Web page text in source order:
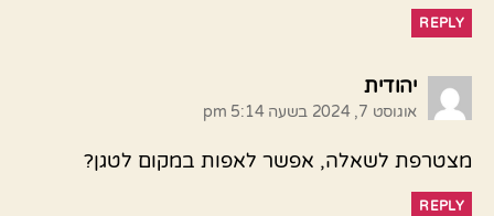
REPLY
יהודיתאומר:
אוגוסט 7, 2024 בשעה 5:14 pm
מצטרפת לשאלה, אפשר לאפות במקום לטגן?
REPLY